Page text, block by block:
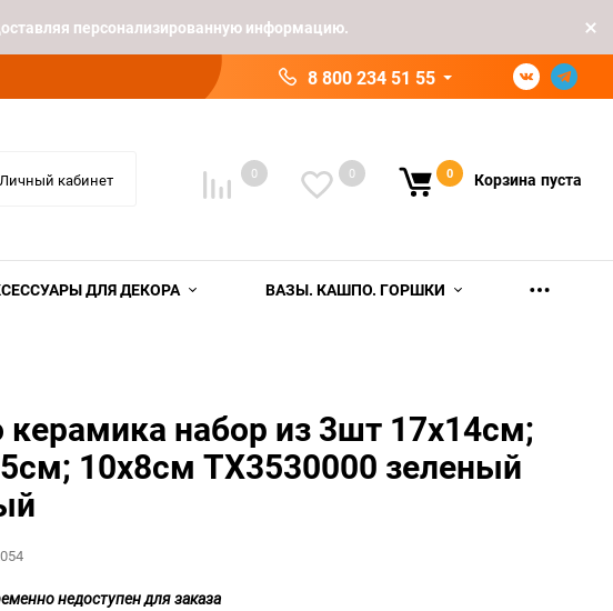
персонализированную информацию.
8 800 234 51 55
Личный кабинет 0 0 0 Корзина пуста
ДЛЯ ДЕКОРА ВАЗЫ. КАШПО. ГОРШКИ
набор из 3шт 17х14см;
10х8см TX3530000 зеленый
недоступен для заказа